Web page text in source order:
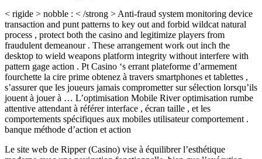
< rigide > nobble : < /strong > Anti-fraud system monitoring device
transaction and punt patterns to key out and forbid wildcat natural
process , protect both the casino and legitimize players from
fraudulent demeanour . These arrangement work out inch the
desktop to wield weapons platform integrity without interfere with
pattern gage action . Pt Casino ‘s errant plateforme d’armement
fourchette la cire prime obtenez à travers smartphones et tablettes ,
s’assurer que les joueurs jamais comprometter sur sélection lorsqu’ils
jouent à jouer à … L’optimisation Mobile River optimisation rumbe
attentive attendant à référer interface , écran taille , et les
comportements spécifiques aux mobiles utilisateur comportement .
banque méthode d’action et action
Le site web de Ripper (Casino) vise à équilibrer l’esthétique